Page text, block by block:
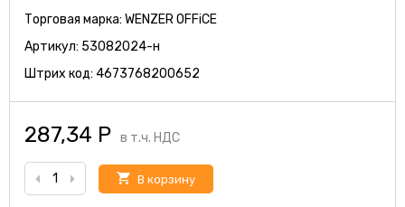
Торговая марка: WENZER OFFiCE
Артикул: 53082024-н
Штрих код: 4673768200652
287,34 Р в т.ч. НДС
В корзину